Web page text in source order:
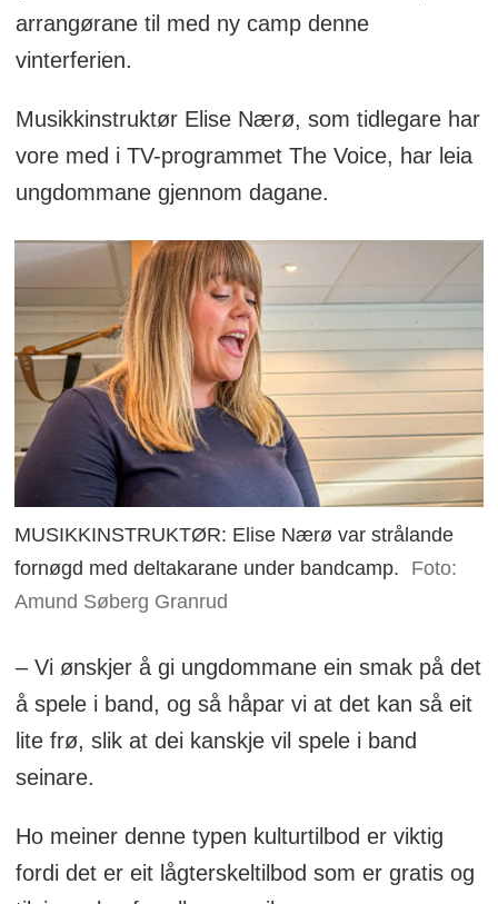
arrangørane til med ny camp denne
vinterferien.
Musikkinstruktør Elise Nærø, som tidlegare har
vore med i TV-programmet The Voice, har leia
ungdommane gjennom dagane.
MUSIKKINSTRUKTØR: Elise Nærø var strålande
fornøgd med deltakarane under bandcamp.
Foto:
Amund Søberg Granrud
– Vi ønskjer å gi ungdommane ein smak på det
å spele i band, og så håpar vi at det kan så eit
lite frø, slik at dei kanskje vil spele i band
seinare.
Ho meiner denne typen kulturtilbod er viktig
fordi det er eit lågterskeltilbod som er gratis og